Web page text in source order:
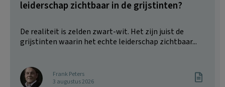
leiderschap zichtbaar in de grijstinten?
De realiteit is zelden zwart-wit. Het zijn juist de
grijstinten waarin het echte leiderschap zichtbaar...
Frank Peters
3 augustus 2026